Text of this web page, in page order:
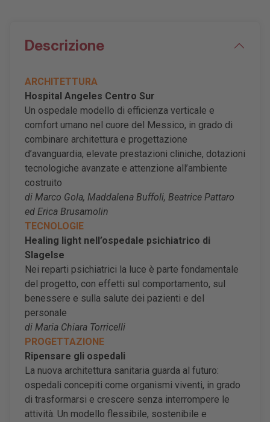
Descrizione
ARCHITETTURA
Hospital Angeles Centro Sur
Un ospedale modello di efficienza verticale e
comfort umano nel cuore del Messico, in grado di
combinare architettura e progettazione
d’avanguardia, elevate prestazioni cliniche, dotazioni
tecnologiche avanzate e attenzione all’ambiente
costruito
di Marco Gola, Maddalena Buffoli, Beatrice Pattaro
ed Erica Brusamolin
TECNOLOGIE
Healing light nell’ospedale psichiatrico di
Slagelse
Nei reparti psichiatrici la luce è parte fondamentale
del progetto, con effetti sul comportamento, sul
benessere e sulla salute dei pazienti e del
personale
di Maria Chiara Torricelli
PROGETTAZIONE
Ripensare gli ospedali
La nuova architettura sanitaria guarda al futuro:
ospedali concepiti come organismi viventi, in grado
di trasformarsi e crescere senza interrompere le
attività. Un modello flessibile, sostenibile e